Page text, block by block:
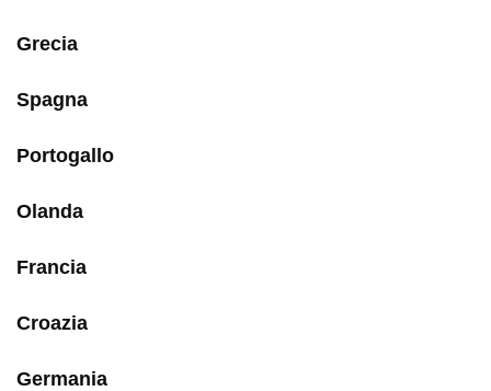
Grecia
Spagna
Portogallo
Olanda
Francia
Croazia
Germania